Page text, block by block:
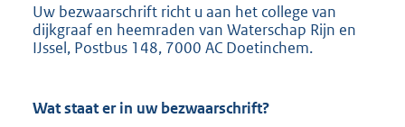
Uw bezwaarschrift richt u aan het college van
dijkgraaf en heemraden van Waterschap Rijn en
IJssel, Postbus 148, 7000 AC Doetinchem.
Wat staat er in uw bezwaarschrift?